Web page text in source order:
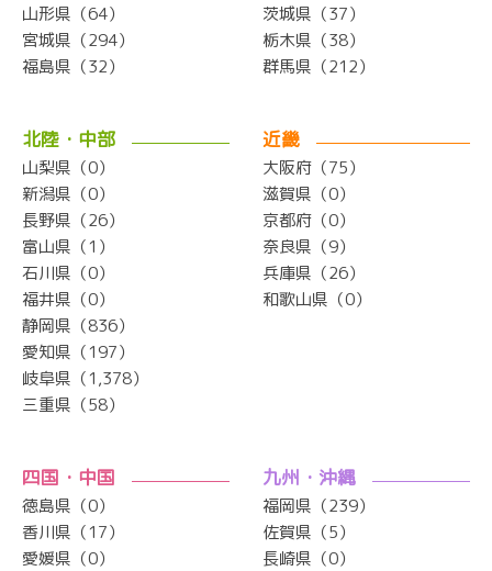
山形県（64）
宮城県（294）
福島県（32）
茨城県（37）
栃木県（38）
群馬県（212）
北陸・中部
山梨県（0）
新潟県（0）
長野県（26）
富山県（1）
石川県（0）
福井県（0）
静岡県（836）
愛知県（197）
岐阜県（1,378）
三重県（58）
近畿
大阪府（75）
滋賀県（0）
京都府（0）
奈良県（9）
兵庫県（26）
和歌山県（0）
四国・中国
徳島県（0）
香川県（17）
愛媛県（0）
九州・沖縄
福岡県（239）
佐賀県（5）
長崎県（0）